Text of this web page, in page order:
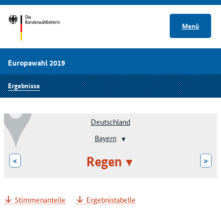
Menü
Europawahl 2019
Ergebnisse
Deutschland
Bayern
< Regen >
Stimmenanteile Ergebnistabelle